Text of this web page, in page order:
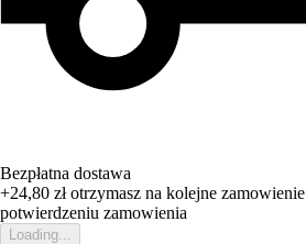
Bezpłatna dostawa
+24,80 złotrzymasz na kolejne zamowienie
potwierdzeniu zamowienia
Loading...